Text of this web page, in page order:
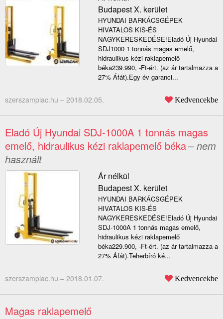
Budapest X. kerület
HYUNDAI BARKÁCSGÉPEK
HIVATALOS KIS-ÉS
NAGYKERESKEDÉSE!Eladó Új Hyundai
SDJ1000 1 tonnás magas emelő,
hidraulikus kézi raklapemelő
béka239.990, -Ft-ért. (az ár tartalmazza a
27% Áfát).Egy év garanci...
szerszampiac.hu – 2018.02.05. Kedvencekbe
Eladó Új Hyundai SDJ-1000A 1 tonnás magas
emelő, hidraulikus kézi raklapemelő béka– nem
használt
Ár nélkül
Budapest X. kerület
HYUNDAI BARKÁCSGÉPEK
HIVATALOS KIS-ÉS
NAGYKERESKEDÉSE!Eladó Új Hyundai
SDJ-1000A 1 tonnás magas emelő,
hidraulikus kézi raklapemelő
béka229.900, -Ft-ért. (az ár tartalmazza a
27% Áfát).Teherbíró ké...
szerszampiac.hu – 2018.01.07. Kedvencekbe
Magas raklapemelő